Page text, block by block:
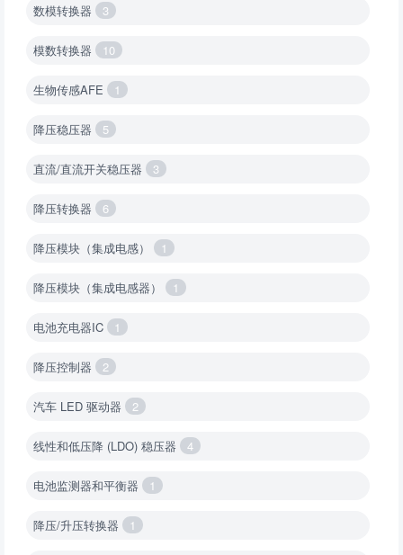
数模转换器 3
模数转换器 10
生物传感AFE 1
降压稳压器 5
直流/直流开关稳压器 3
降压转换器 6
降压模块（集成电感） 1
降压模块（集成电感器） 1
电池充电器IC 1
降压控制器 2
汽车 LED 驱动器 2
线性和低压降 (LDO) 稳压器 4
电池监测器和平衡器 1
降压/升压转换器 1